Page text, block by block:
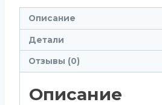
Описание
Детали
Отзывы (0)
Описание